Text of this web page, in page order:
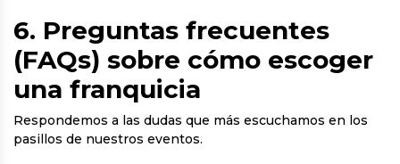
6. Preguntas frecuentes
(FAQs) sobre cómo escoger
una franquicia
Respondemos a las dudas que más escuchamos en los
pasillos de nuestros eventos.